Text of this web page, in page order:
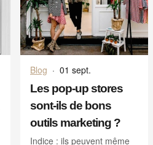
Blog · 01 sept.
Les pop-up stores
sont-ils de bons
outils marketing ?
Indice : ils peuvent même